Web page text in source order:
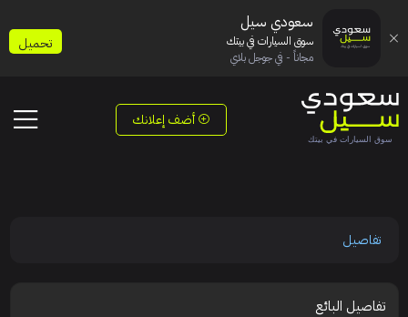
أضف إعلانك
تفاصيل
تفاصيل البائع
سعودي سيل
سوق السيارات في بيتك
مجاناً - في جوجل بلاي
تحميل